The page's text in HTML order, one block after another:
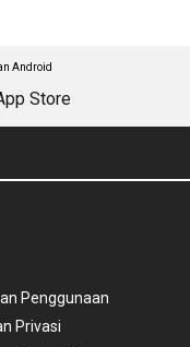
Android
Penggunaan
Privasi